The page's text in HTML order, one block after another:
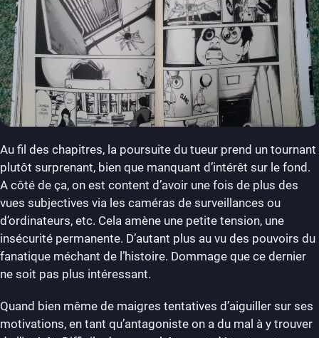
Au fil des chapitres, la poursuite du tueur prend un tournant
plutôt surprenant, bien que manquant d’intérêt sur le fond.
A côté de ça, on est content d’avoir une fois de plus des
vues subjectives via les caméras de surveillances ou
d’ordinateurs, etc. Cela amène une petite tension, une
insécurité permanente. D’autant plus au vu des pouvoirs du
fanatique méchant de l’histoire. Dommage que ce dernier
ne soit pas plus intéressant.
Quand bien même de maigres tentatives d’aiguiller sur ses
motivations, en tant qu’antagoniste on a du mal à y trouver